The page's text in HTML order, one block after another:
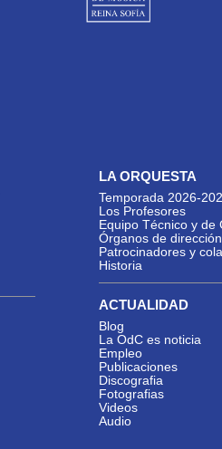
LA ORQUESTA
Temporada 2026-
Los Profesores
Equipo Técnico y de
Órganos de dirección
Patrocinadores y
Historia
ACTUALIDAD
Blog
La OdC es noticia
Empleo
Publicaciones
Discografia
Fotografias
Videos
Audio